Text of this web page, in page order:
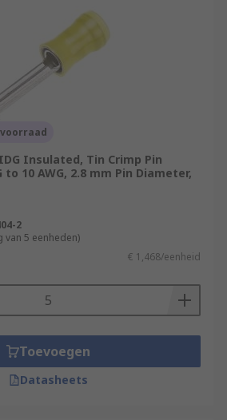
Insulated, Tin Crimp Pin
to 10 AWG, 2.8 mm Pin Diameter,
2
van 5 eenheden)
€ 1,468/eenheid
Toevoegen
Datasheets